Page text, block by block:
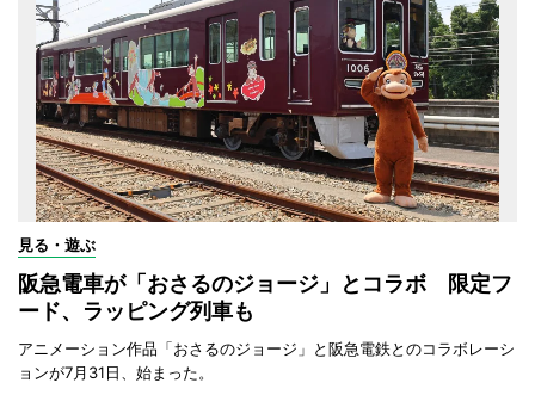
見る・遊ぶ
阪急電車が「おさるのジョージ」とコラボ 限定フ
ード、ラッピング列車も
アニメーション作品「おさるのジョージ」と阪急電鉄とのコラボレーシ
ョンが7月31日、始まった。